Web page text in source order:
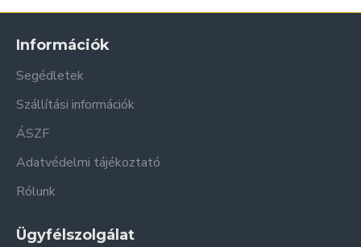
Információk
Segédletek
Szállítási információk
ÁSZF
Adatvédelmi tájékoztató
Rólunk
Ügyfélszolgálat